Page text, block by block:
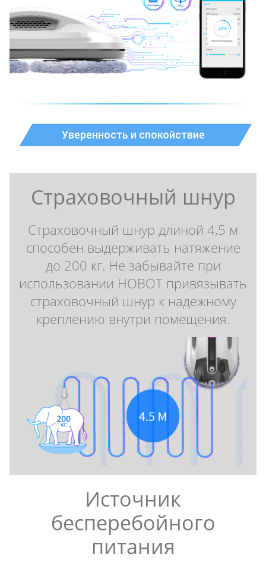
Уверенность и спокойствие
Страховочный шнур
Страховочный шнур длиной 4,5 м
способен выдерживать натяжение
до 200 кг. Не забывайте при
использовании HOBOT привязывать
страховочный шнур к надежному
креплению внутри помещения.
Источник
бесперебойного
питания